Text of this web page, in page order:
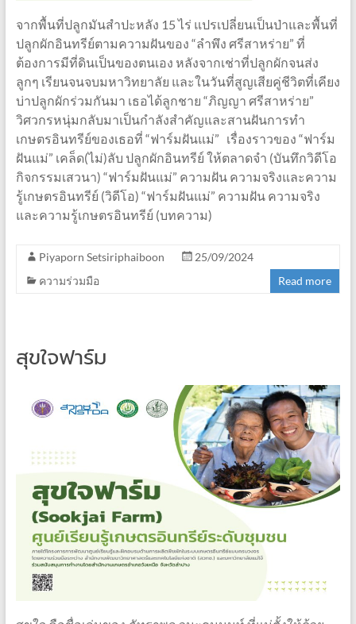
จากพื้นที่ปลูกมันสำปะหลัง 15 ไร่ แปรเปลี่ยนเป็นป่าและพื้นที่
ปลูกผักอินทรีย์ตามความฝันของ “ลำพึง ศรีสาหร่าย” ที่
ต้องการมีที่ดินเป็นของตนเอง หลังจากเช่าที่ปลูกผักจนส่ง
ลูกๆ เรียนจนจบมหาวิทยาลัย และในวันที่สูญเสียคู่ชีวิตที่เคียง
บ่าปลูกผักร่วมกันมา เธอได้ลูกชาย “ภิญญา ศรีสาหร่าย”
วิศวกรหนุ่มกลับมาเป็นกำลังสำคัญและสานฝันการทำ
เกษตรอินทรีย์ของเธอที่ “ฟาร์มฝันแม่” เรื่องราวของ “ฟาร์ม
ฝันแม่” เคล็ด(ไม่)ลับ ปลูกผักอินทรีย์ ให้ตลาดจำ (บันทึกวิดีโอ
กิจกรรมเสวนา) “ฟาร์มฝันแม่” ความฝัน ความจริงและความ
รู้เกษตรอินทรีย์ (วิดีโอ) “ฟาร์มฝันแม่” ความฝัน ความจริง
และความรู้เกษตรอินทรีย์ (บทความ)
Piyaporn Setsiriphaiboon
25/09/2024
ความร่วมมือ
Read more
สุขใจฟาร์ม